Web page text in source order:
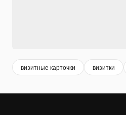
визитные карточки визитки